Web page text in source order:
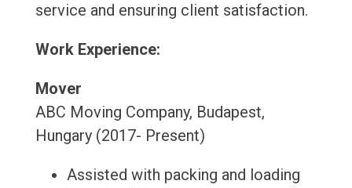
service and ensuring client satisfaction.
Work Experience:
Mover
ABC Moving Company, Budapest,
Hungary (2017- Present)
Assisted with packing and loading